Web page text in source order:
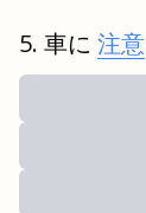
車に 注意